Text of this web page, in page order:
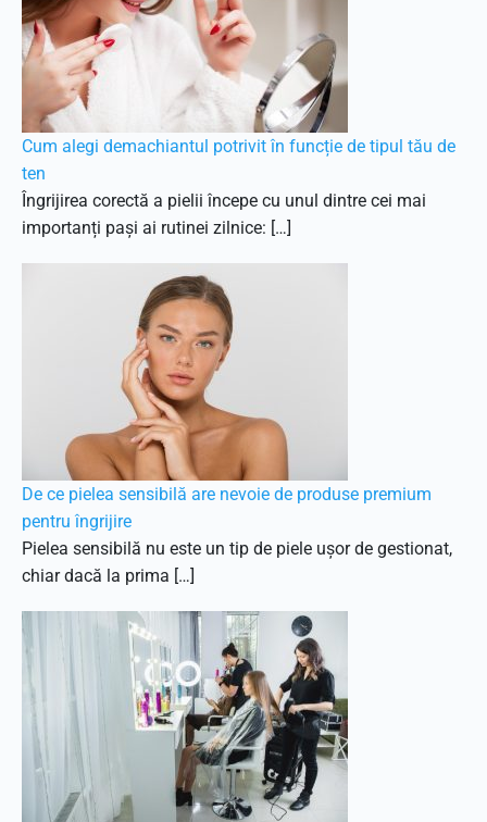
Cum alegi demachiantul potrivit în funcție de tipul tău de
ten
Îngrijirea corectă a pielii începe cu unul dintre cei mai
importanți pași ai rutinei zilnice: […]
De ce pielea sensibilă are nevoie de produse premium
pentru îngrijire
Pielea sensibilă nu este un tip de piele ușor de gestionat,
chiar dacă la prima […]